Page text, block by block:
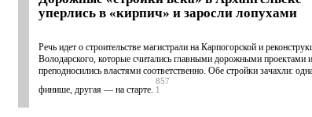
уперлись в «кирпич» и заросли лопухами
Речь идет о строительстве магистрали на Карпогорской и
Володарского, которые считались главными дорожными проектами и
преподносились властями соответственно. Обе стройки зачахли:
финише, другая — на старте.
857
1